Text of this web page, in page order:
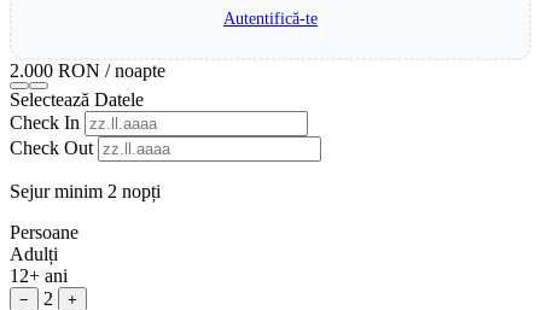
Autentifică-te
2.000 RON / noapte
Selectează Datele
Check In
Check Out
Sejur minim 2 nopți
Persoane
Adulți
12+ ani
− 2 +